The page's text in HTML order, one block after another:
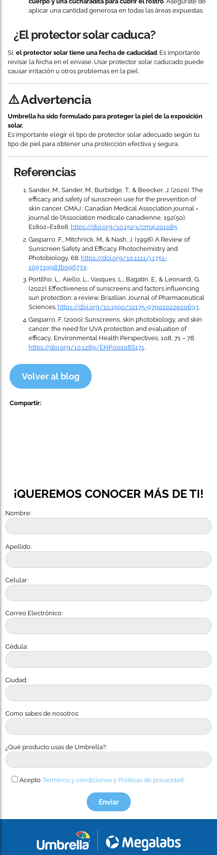
aplicar una cantidad generosa en todas las áreas expuestas.
¿El protector solar caduca?
Sí, el protector solar tiene una fecha de caducidad. Es importante
revisar la fecha en el envase. Usar protector solar caducado puede
causar irritación u otros problemas en la piel.
⚠️ Advertencia
Umbrella ha sido formulado para proteger la piel de la exposición
solar.
Es importante elegir el tipo de protector solar adecuado según tu
tipo de piel para obtener una protección efectiva y segura.
Referencias
Sander, M., Sander, M., Burbidge, T., & Beecker, J. (2020). The
efficacy and safety of sunscreen use for the prevention of
skin cancer. CMAJ : Canadian Medical Association journal =
journal de l’Association medicale canadienne, 192(50),
E1802–E1808. https://doi.org/10.1503/cmaj.201085
Gasparro, F., Mitchnick, M., & Nash, J. (1998). A Review of
Sunscreen Safety and Efficacy. Photochemistry and
Photobiology, 68. https://doi.org/10.1111/j.1751-
1097.1998.tb09677.x.
Portilho, L., Aiello, L., Vasques, L., Bagatin, E., & Leonardi, G.
(2022). Effectiveness of sunscreens and factors influencing
sun protection: a review. Brazilian Journal of Pharmaceutical
Sciences. https://doi.org/10.1590/s2175-97902022e20693.
Gasparro, F. (2000). Sunscreens, skin photobiology, and skin
cancer: the need for UVA protection and evaluation of
efficacy.. Environmental Health Perspectives, 108, 71 – 78.
https://doi.org/10.1289/EHP.00108S171 .
Compartir:
Volver al blog
¡QUEREMOS CONOCER MÁS DE TI!
Nombre:
Apellido:
Celular:
Correo Electrónico:
Cédula:
Ciudad:
Como sabes de nosotros:
¿Qué producto usas de Umbrella?:
Acepto Términos y condiciones y Políticas de privacidad .